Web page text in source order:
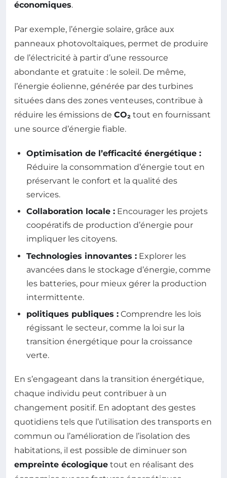
économiques.
Par exemple, l’énergie solaire, grâce aux
panneaux photovoltaïques, permet de produire
de l’électricité à partir d’une ressource
abondante et gratuite : le soleil. De même,
l’énergie éolienne, générée par des turbines
situées dans des zones venteuses, contribue à
réduire les émissions de CO₂ tout en fournissant
une source d’énergie fiable.
Optimisation de l’efficacité énergétique :
Réduire la consommation d’énergie tout en
préservant le confort et la qualité des
services.
Collaboration locale : Encourager les projets
coopératifs de production d’énergie pour
impliquer les citoyens.
Technologies innovantes : Explorer les
avancées dans le stockage d’énergie, comme
les batteries, pour mieux gérer la production
intermittente.
politiques publiques : Comprendre les lois
régissant le secteur, comme la loi sur la
transition énergétique pour la croissance
verte.
En s’engageant dans la transition énergétique,
chaque individu peut contribuer à un
changement positif. En adoptant des gestes
quotidiens tels que l’utilisation des transports en
commun ou l’amélioration de l’isolation des
habitations, il est possible de diminuer son
empreinte écologique tout en réalisant des